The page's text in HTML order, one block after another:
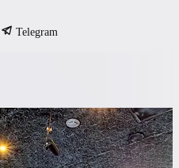
Telegram